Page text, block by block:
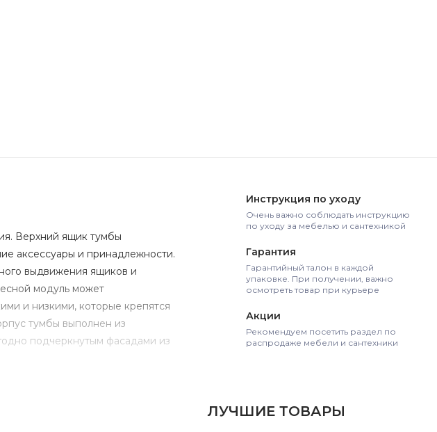
Инструкция по уходу
Очень важно соблюдать инструкцию
по уходу за мебелью и сантехникой
Гарантия
Гарантийный талон в каждой
упаковке. При получении, важно
осмотреть товар при курьере
Акции
Рекомендуем посетить раздел по
распродаже мебели и сантехники
ЛУЧШИЕ ТОВАРЫ
Верхний ящик тумбы
аксессуары и принадлежности.
выдвижения ящиков и
модуль может
и низкими, которые крепятся
тумбы выполнен из
подчеркнутым фасадами из